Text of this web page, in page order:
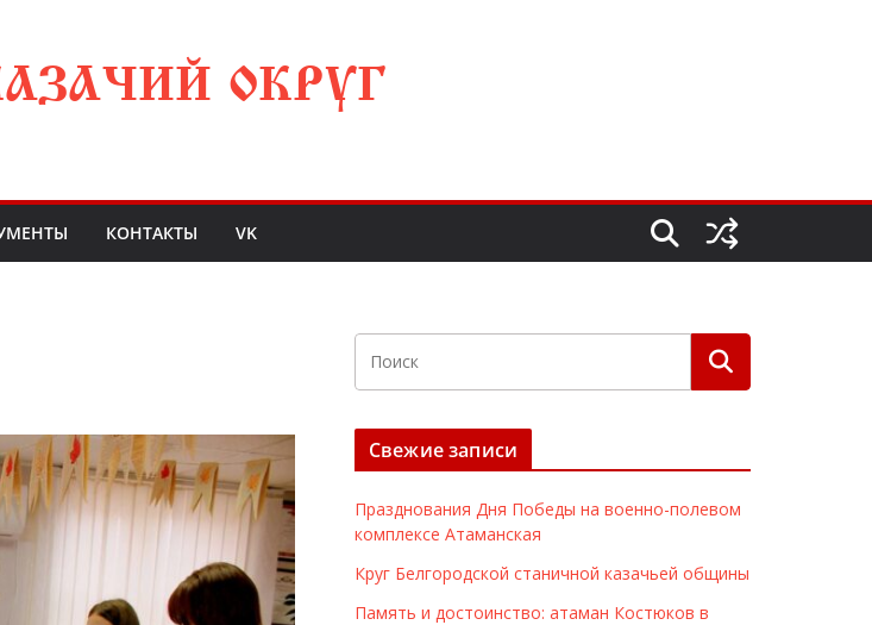
ОКРУГ
КОНТАКТЫ VK
Свежие записи
Празднования Дня Победы на военно-полевом
комплексе Атаманская
Круг Белгородской станичной казачьей общины
Память и достоинство: атаман Костюков в